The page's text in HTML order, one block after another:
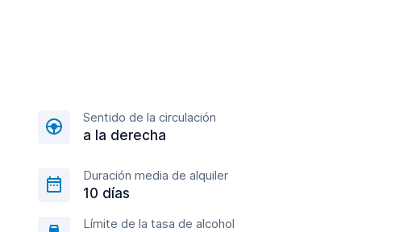
Sentido de la circulación
a la derecha
Duración media de alquiler
10 días
Límite de la tasa de alcohol